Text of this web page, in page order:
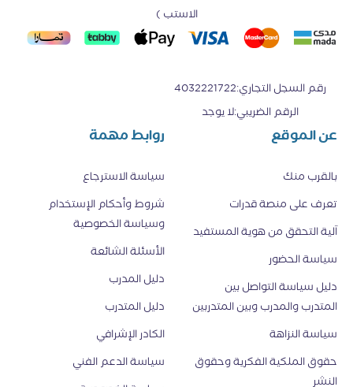
الاستب )
رقم السجل التجاري:
4032221722
الرقم الضريبي:لا يوجد
عن الموقع
بالقرب منك
تعرف على منصة قدرات
اَلية التحقق من هوية المستفيد
سياسة الحضور
دليل سياسة التواصل بين
المتدرب والمدرب وبين المتدربين
سياسة النزاهة
حقوق الملكية الفكرية وحقوق
النشر
روابط مهمة
سياسة الاسترجاع
شروط وأحكام الإستخدام
وسياسة الخصوصية
الأسئلة الشائعة
دليل المدرب
دليل المتدرب
الكادر الإشرافي
سياسة الدعم الفني